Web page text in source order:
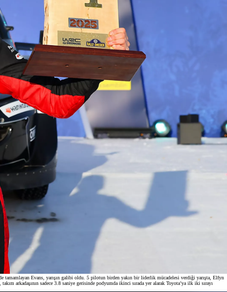
tamamlayan Evans, yarışın galibi oldu. 5 pilotun birden yakın bir liderlik mücadelesi verdiği yarışta, Elfyn
arkadaşının sadece 3.8 saniye gerisinde podyumda ikinci sırada yer alarak Toyota’ya ilk iki sırayı